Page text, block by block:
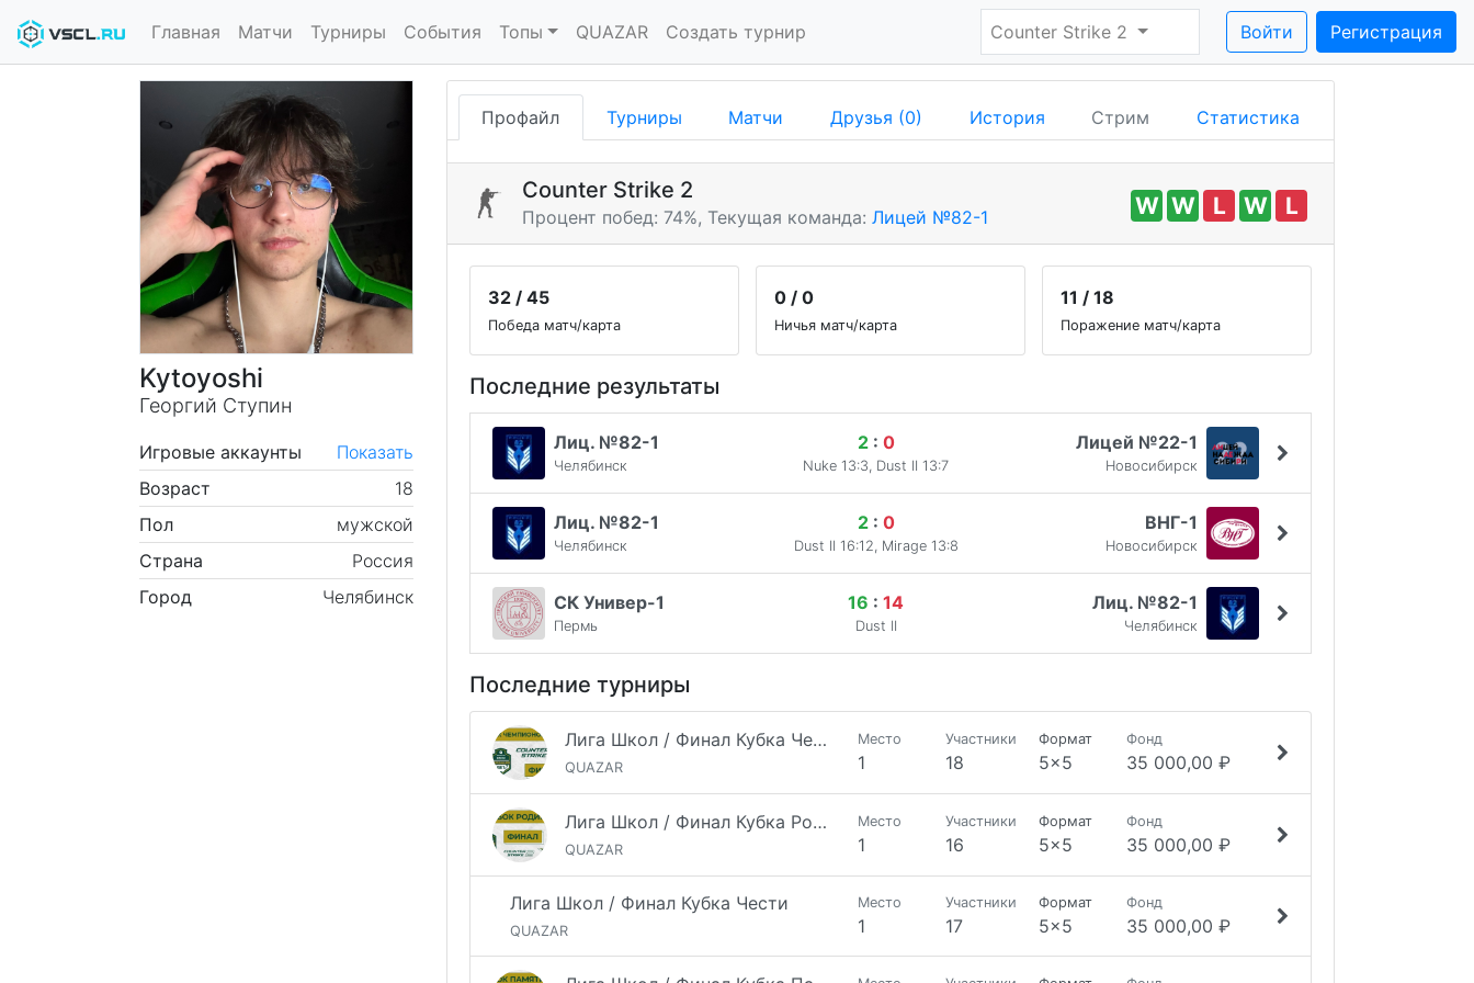
Главная Матчи Турниры События Топы QUAZAR Создать турнир Counter Strike 2 Войти Регистрация
Kytoyoshi
Георгий Ступин
Игровые аккаунты
Показать
Возраст
18
Пол
мужской
Страна
Россия
Город
Челябинск
Профайл Турниры Матчи Друзья (0) История Стрим Статистика
Counter Strike 2
Процент побед: 74%, Текущая команда: Лицей №82-1 W W L W L
32 / 45
Победа матч/карта
0 / 0
Ничья матч/карта
11 / 18
Поражение матч/карта
Последние результаты
Лиц. №82-1
Челябинск
2: 0
Nuke 13:3, Dust II 13:7
Лицей №22-1
Новосибирск
Лиц. №82-1
Челябинск
2: 0
Dust II 16:12, Mirage 13:8
ВНГ-1
Новосибирск
СК Универ-1
Пермь
16 : 14
Dust II
Лиц. №82-1
Челябинск
Последние турниры
Лига Школ / Финал Кубка Чемпионов
QUAZAR
Место
1
Участники
18
Формат
5x5
Фонд
35 000,00 ₽
Лига Школ / Финал Кубка Родины
QUAZAR
Место
1
Участники
16
Формат
5x5
Фонд
35 000,00 ₽
Лига Школ / Финал Кубка Чести
QUAZAR
Место
1
Участники
17
Формат
5x5
Фонд
35 000,00 ₽